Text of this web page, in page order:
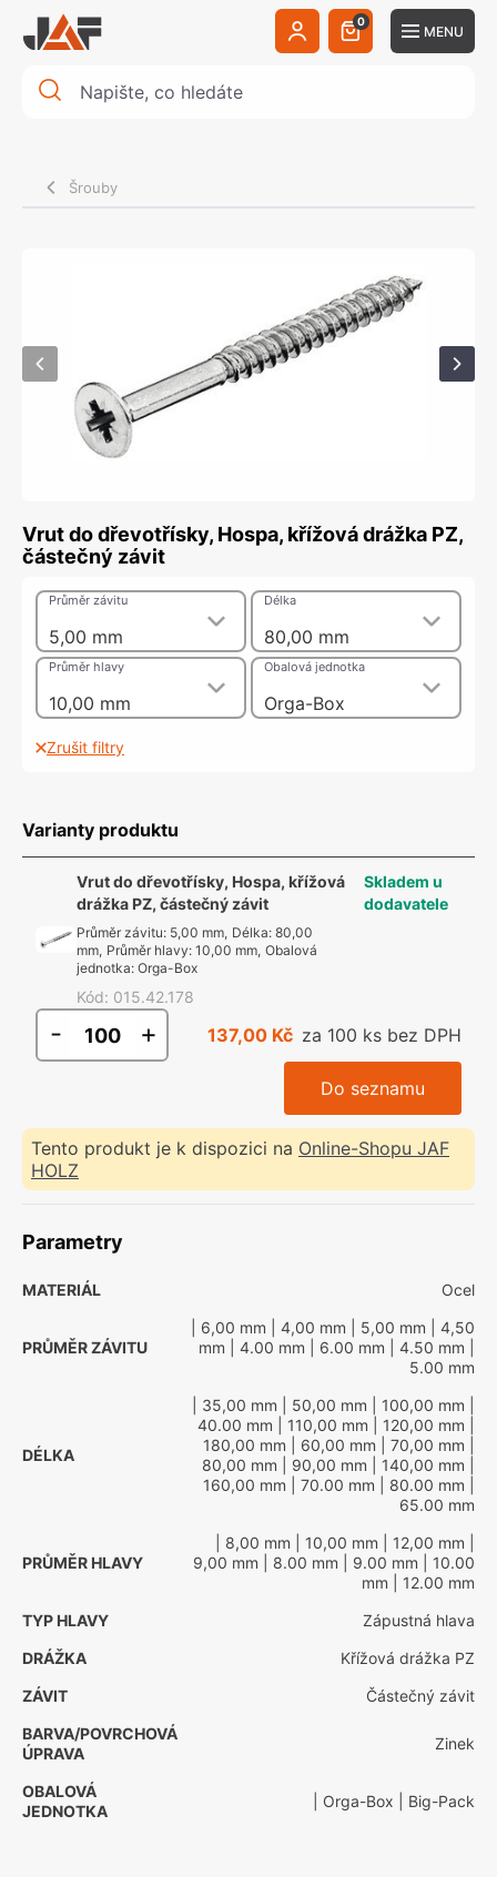
0
MENU
Šrouby
Vrut do dřevotřísky, Hospa, křížová drážka PZ,
částečný závit
5,00 mm
Průměr závitu
80,00 mm
Délka
10,00 mm
Průměr hlavy
Orga-Box
Obalová jednotka
Zrušit filtry
Varianty produktu
Vrut do dřevotřísky, Hospa, křížová
drážka PZ, částečný závit
Průměr závitu: 5,00 mm, Délka:80,00
mm, Průměr hlavy:10,00 mm, Obalová
jednotka:Orga-Box
Kód: 015.42.178
Skladem u
dodavatele
- + 137,00 Kč za 100 ks bez DPH
Do seznamu
Tento produkt je k dispozici na Online-Shopu JAF
HOLZ
Parametry
MATERIÁL Ocel
PRŮMĚR ZÁVITU
| 6,00 mm | 4,00 mm | 5,00 mm | 4,50
mm | 4.00 mm | 6.00 mm | 4.50 mm
5.00 mm
DÉLKA
| 35,00 mm | 50,00 mm | 100,00 mm
40.00 mm | 110,00 mm | 120,00 mm
180,00 mm | 60,00 mm | 70,00 mm
80,00 mm | 90,00 mm | 140,00 mm
160,00 mm | 70.00 mm | 80.00 mm
65.00 mm
PRŮMĚR HLAVY
| 8,00 mm | 10,00 mm | 12,00 mm
9,00 mm | 8.00 mm | 9.00 mm | 10.00
mm | 12.00 mm
TYP HLAVY
Zápustná hlava
DRÁŽKA
Křížová drážka PZ
ZÁVIT
Částečný závit
BARVA/POVRCHOVÁ
ÚPRAVA
Zinek
OBALOVÁ
JEDNOTKA
| Orga-Box | Big-Pack